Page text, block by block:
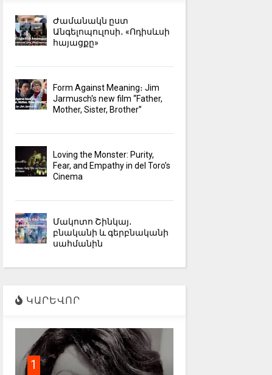
Ժամանակն ըստ
Անգելոպուլոսի․ «Ոդիսևսի
հայացքը»
Form Against Meaning։ Jim
Jarmusch's new film “Father,
Mother, Sister, Brother”
Loving the Monster: Purity,
Fear, and Empathy in del Toro’s
Cinema
Մակոտո Շինկայ․
բնականի և գերբնականի
սահմանին
ԿԱՐԵՎՈՐ
1